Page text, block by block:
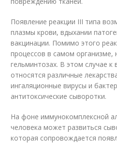
Появление реакции III типа
плазмы крови, вдыхании
вакцинации. Помимо этого
процессов в самом организме,
гельминтозах. В этом случае
относятся различные
ингаляционные вирусы и
антитоксические сыворотки.
На фоне иммунокомплексной
человека может развиться
которая сопровождается